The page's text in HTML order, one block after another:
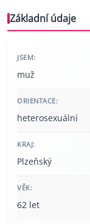
Základní údaje
JSEM:
muž
ORIENTACE:
heterosexuální
KRAJ:
Plzeňský
VĚK:
62 let